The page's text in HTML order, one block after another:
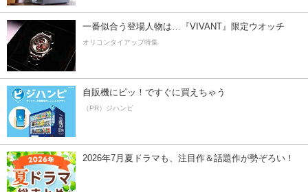
一番似合う登場人物は…『VIVANT』限定ウオッチ
オリコンタイアップ特集
自販機にピッ！ですぐに買えちゃう
（PR）ジハンピ
2026年7月夏ドラマも、注目作＆話題作が勢ぞろい！